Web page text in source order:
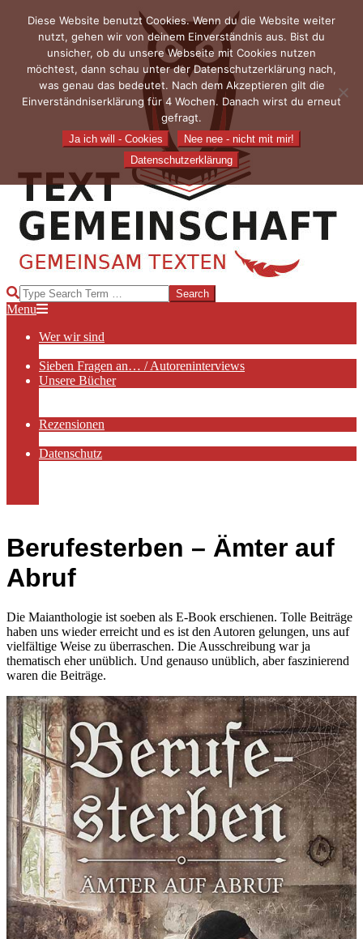
content
TEXTGEMEINSCHAFT
Search
Primary
Menu
Menu
Wer wir sind
Sieben Fragen an… / Autoreninterviews
Unsere Bücher
Rezensionen
Datenschutz
Berufesterben – Ämter auf
Abruf
Die Maianthologie ist soeben als E-Book erschienen. Tolle Beiträge
haben uns wieder erreicht und es ist den Autoren gelungen, uns auf
vielfältige Weise zu überraschen. Die Ausschreibung war ja
thematisch eher unüblich. Und genauso unüblich, aber faszinierend
waren die Beiträge.
Diese Website benutzt Cookies. Wenn du die Website weiter
nutzt, gehen wir von deinem Einverständnis aus. Bist du
unsicher, ob du unsere Webseite mit Cookies nutzen
möchtest, dann schau unter der Datenschutzerklärung nach,
was genau das bedeutet. Nach dem Akzeptieren gilt die
Einverständniserklärung für 4 Wochen. Danach wirst du erneut
gefragt.
Ja ich will - Cookies
Nee nee - nicht mit mir!
Datenschutzerklärung